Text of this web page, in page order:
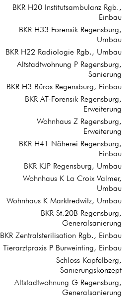
BKR H20 Institutsambulanz Rgb.,
Einbau
BKR H33 Forensik Regensburg,
Umbau
BKR H22 Radiologie Rgb., Umbau
Altstadtwohnung P Regensburg,
Sanierung
BKR H3 Büros Regensburg, Einbau
BKR AT-Forensik Regensburg,
Erweiterung
Wohnhaus Z Regensburg,
Erweiterung
BKR H41 Näherei Regensburg,
Einbau
BKR KJP Regensburg, Umbau
Wohnhaus K La Croix Valmer,
Umbau
Wohnhaus K Marktredwitz, Umbau
BKR St.20B Regensburg,
Generalsanierung
BKR Zentralsterilisation Rgb., Einbau
Tierarztpraxis P Burweinting, Einbau
Schloss Kapfelberg,
Sanierungskonzept
Altstadtwohnung G Regensburg,
Generalsanierung